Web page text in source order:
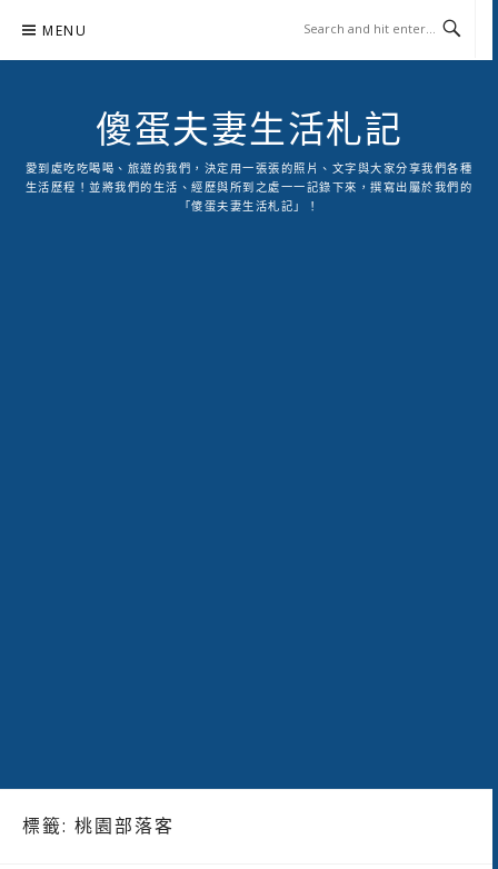
content
MENU
傻蛋夫妻生活札記
愛到處吃吃喝喝、旅遊的我們，決定用一張張的照片、文字與大家分享我們各種
生活歷程！並將我們的生活、經歷與所到之處一一記錄下來，撰寫出屬於我們的
「傻蛋夫妻生活札記」！
標籤: 桃園部落客